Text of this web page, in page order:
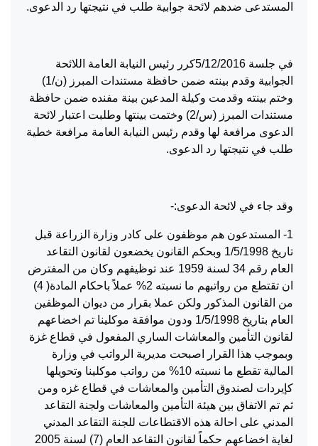
المستدعى ضدهم لائحة جوابية طلب في نتيجتها رد الدعوى.
في جلسة 5/12/2016كرر رئيس النيابة العامة اللائحة
الجوابية وقدم بينته ضمن حافظة مستندات المبرز (ن/1)
وختم بينته وقدمت وكيلة المدعين بينة مفنده ضمن حافظة
مستندات المبرز (س/2) وختمت بينتها وطلبت اعتبار لائحة
الدعوى مرافعة لها وقدم رئيس النيابة العامة مرافعة خطية
طلب في نتيجتها رد الدعوى.
وقد جاء في لائحة الدعوى:-
1- المستدعون هم موظفون على كادر وزارة الزراعة قبل
تاريخ 1/5/1998 وبحكم القانون يخضعون لقانون التقاعد
العام رقم 34 لسنة 1959 عند توظيفهم وكان من المفترض
ان تقتطع من رواتبهم ما نسبته 2% عملاً باحكام المادة( 4)
من القانون المذكور ولكن عملا بقرار من ديوان الموظفين
العام بتاريخ 1/5/1998 ودون موافقة موكلينا تم اخضاعهم
لقانون التأمين والمعاشات الساري المفعول في قطاع غزة
وبموجب هذا القرار اصبحت مديرية الرواتب في وزارة
المالية تقطع ما نسبته 10% من رواتب موكلينا وتحويلها
كإيردات لصندوق التأمين والمعاشات في قطاع غزه ومن
ثم تم الاتفاق بين هيئة التأمين والمعاشات ولجنة التقاعد
المدني على احالة هذه الاقتطاعات للجنة التقاعد المدني
لغاية اخضاعهم حكماً لقانون التقاعد العام (7) لسنة 2005